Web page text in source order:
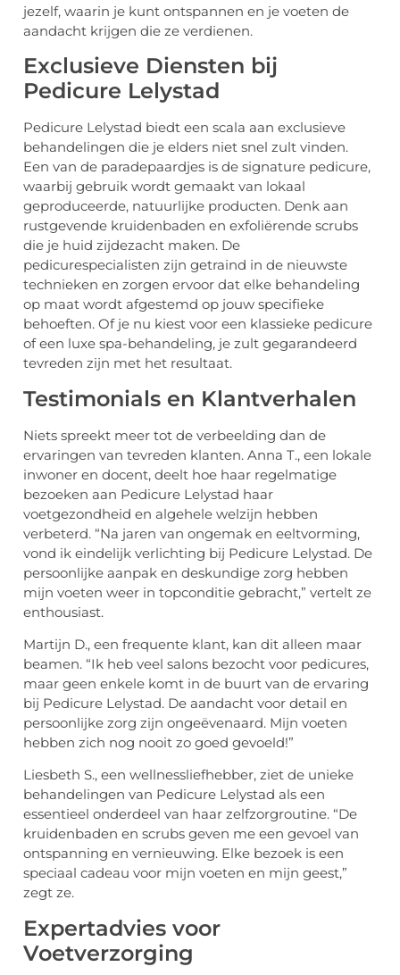
jezelf, waarin je kunt ontspannen en je voeten de
aandacht krijgen die ze verdienen.
Exclusieve Diensten bij
Pedicure Lelystad
Pedicure Lelystad biedt een scala aan exclusieve
behandelingen die je elders niet snel zult vinden.
Een van de paradepaardjes is de signature pedicure,
waarbij gebruik wordt gemaakt van lokaal
geproduceerde, natuurlijke producten. Denk aan
rustgevende kruidenbaden en exfoliërende scrubs
die je huid zijdezacht maken. De
pedicurespecialisten zijn getraind in de nieuwste
technieken en zorgen ervoor dat elke behandeling
op maat wordt afgestemd op jouw specifieke
behoeften. Of je nu kiest voor een klassieke pedicure
of een luxe spa-behandeling, je zult gegarandeerd
tevreden zijn met het resultaat.
Testimonials en Klantverhalen
Niets spreekt meer tot de verbeelding dan de
ervaringen van tevreden klanten. Anna T., een lokale
inwoner en docent, deelt hoe haar regelmatige
bezoeken aan Pedicure Lelystad haar
voetgezondheid en algehele welzijn hebben
verbeterd. “Na jaren van ongemak en eeltvorming,
vond ik eindelijk verlichting bij Pedicure Lelystad. De
persoonlijke aanpak en deskundige zorg hebben
mijn voeten weer in topconditie gebracht,” vertelt ze
enthousiast.
Martijn D., een frequente klant, kan dit alleen maar
beamen. “Ik heb veel salons bezocht voor pedicures,
maar geen enkele komt in de buurt van de ervaring
bij Pedicure Lelystad. De aandacht voor detail en
persoonlijke zorg zijn ongeëvenaard. Mijn voeten
hebben zich nog nooit zo goed gevoeld!”
Liesbeth S., een wellnessliefhebber, ziet de unieke
behandelingen van Pedicure Lelystad als een
essentieel onderdeel van haar zelfzorgroutine. “De
kruidenbaden en scrubs geven me een gevoel van
ontspanning en vernieuwing. Elke bezoek is een
speciaal cadeau voor mijn voeten en mijn geest,”
zegt ze.
Expertadvies voor
Voetverzorging